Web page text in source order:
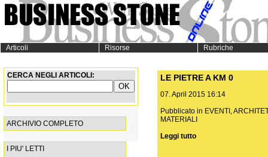
Articoli Risorse Rubriche
CERCA NEGLI ARTICOLI:
ARCHIVIO COMPLETO
I PIU' LETTI
LE PIETRE A KM 0
07. April 2015 16:14
Pubblicato in EVENTI ,
MATERIALI
Leggi tutto